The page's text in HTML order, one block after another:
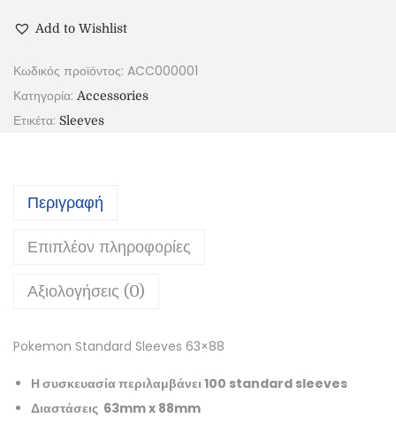
Add to Wishlist
Κωδικός προϊόντος: ACC000001
Κατηγορία: Accessories
Ετικέτα: Sleeves
Περιγραφή
Επιπλέον πληροφορίες
Αξιολογήσεις (0)
Pokemon Standard Sleeves 63×88
Η συσκευασία περιλαμβάνει 100 standard sleeves
Διαστάσεις 63mm x 88mm